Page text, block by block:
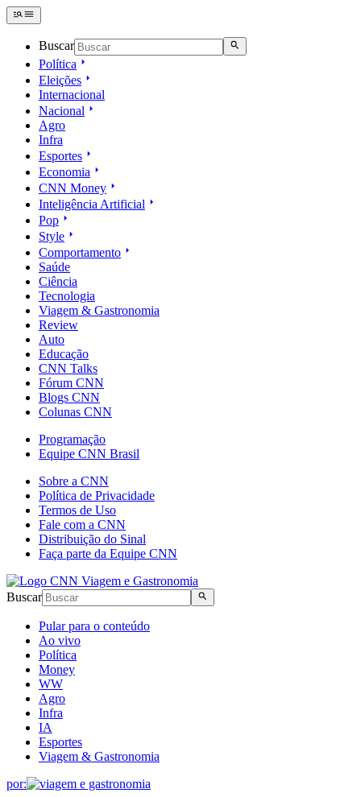
Buscar
Política
Eleições
Internacional
Nacional
Agro
Infra
Esportes
Economia
CNN Money
Inteligência Artificial
Pop
Style
Comportamento
Saúde
Ciência
Tecnologia
Viagem & Gastronomia
Review
Auto
Educação
CNN Talks
Fórum CNN
Blogs CNN
Colunas CNN
Programação
Equipe CNN Brasil
Sobre a CNN
Política de Privacidade
Termos de Uso
Fale com a CNN
Distribuição do Sinal
Faça parte da Equipe CNN
Buscar
Pular para o conteúdo
Ao vivo
Política
Money
WW
Agro
Infra
IA
Esportes
Viagem & Gastronomia
por: